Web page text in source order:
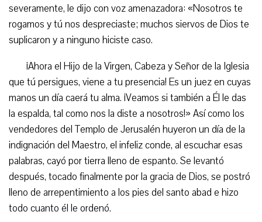
severamente, le dijo con voz amenazadora: «Nosotros te
rogamos y tú nos despreciaste; muchos siervos de Dios te
suplicaron y a ninguno hiciste caso.
¡Ahora el Hijo de la Virgen, Cabeza y Señor de la Iglesia
que tú persigues, viene a tu presencia! Es un juez en cuyas
manos un día caerá tu alma. ¡Veamos si también a Él le das
la espalda, tal como nos la diste a nosotros!» Así como los
vendedores del Templo de Jerusalén huyeron un día de la
indignación del Maestro, el infeliz conde, al escuchar esas
palabras, cayó por tierra lleno de espanto. Se levantó
después, tocado finalmente por la gracia de Dios, se postró
lleno de arrepentimiento a los pies del santo abad e hizo
todo cuanto él le ordenó.